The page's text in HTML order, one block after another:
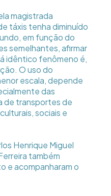
magistrada
táxis tenha diminuído
em função do
semelhantes, afirmar
idêntico fenômeno é,
O uso do
escala, depende
das
de transportes de
sociais e
Henrique Miguel
também
e acompanharam o